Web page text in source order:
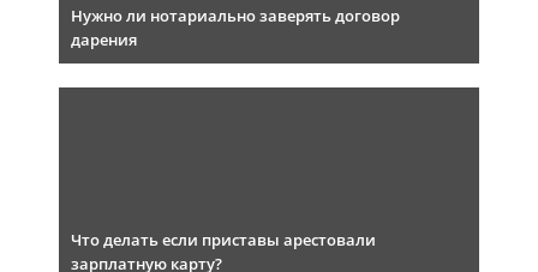
Нужно ли нотариально заверять договор
дарения
Что делать если приставы арестовали
зарплатную карту?